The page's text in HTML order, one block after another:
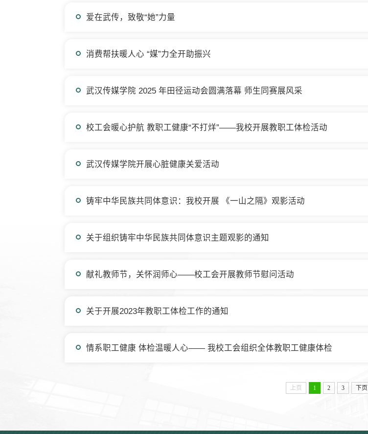
爱在武传，致敬“她”力量
消费帮扶暖人心 “媒”力全开助振兴
武汉传媒学院 2025 年田径运动会圆满落幕 师生同赛展风采
校工会暖心护航 教职工健康“不打烊”——我校开展教职工体检活动
武汉传媒学院开展心脏健康关爱活动
铸牢中华民族共同体意识：我校开展 《一山之隔》观影活动
关于组织铸牢中华民族共同体意识主题观影的通知
献礼教师节，关怀润师心——校工会开展教师节慰问活动
关于开展2023年教职工体检工作的通知
情系职工健康 体检温暖人心—— 我校工会组织全体教职工健康体检
上页 1 2 3 下页